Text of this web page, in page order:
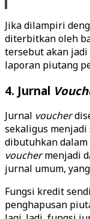
Jika dilampiri
diterbitkan oleh
tersebut akan
laporan piutang
4. Jurnal
Jurnal voucher
sekaligus
dibutuhkan
vouchermenjadi
jurnal umum,
Fungsi kredit
penghapusan